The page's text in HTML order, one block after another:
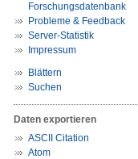
Forschungsdatenbank
Probleme & Feedback
Server-Statistik
Impressum
Blättern
Suchen
Daten exportieren
ASCII Citation
Atom